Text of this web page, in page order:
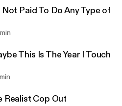
Not Paid To Do Any Type of
This Is The Year I Touch
Realist Cop Out